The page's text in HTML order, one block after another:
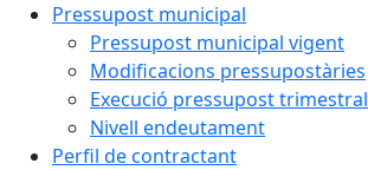
Pressupost municipal
Pressupost municipal vigent
Modificacions pressupostàries
Execució pressupost trimestral
Nivell endeutament
Perfil de contractant